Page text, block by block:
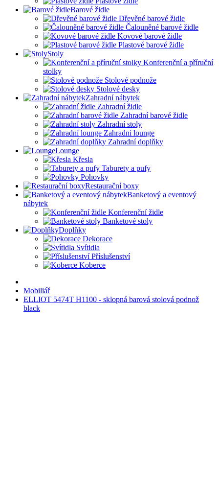
Barové židle
Dřevěné barové židle
Čalouněné barové židle
Kovové barové židle
Plastové barové židle
Stoly
Konferenční a příruční
stolky
Stolové podnože
Stolové desky
Zahradní nábytek
Zahradní židle
Zahradní barové židle
Zahradní stoly
Zahradní lounge
Zahradní doplňky
Lounge
Křesla
Taburety a pufy
Pohovky
Restaurační boxy
Banketový a eventový
nábytek
Konferenční židle
Banketové stoly
Doplňky
Dekorace
Svítidla
Příslušenství
Koberce
Mobiliář
ELLIOT 5474T H1100 - sklopná barová stolová podnož
black